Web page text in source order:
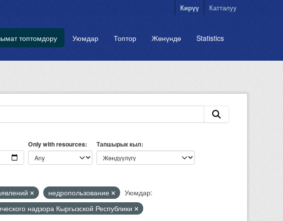
Кирүү Катталуу
топтомдору Уюмдар Топтор Жөнүндө Statistics
Only with resources Тапшырык кыл
недропользование
Уюмдар:
надзора Кыргызской Республики